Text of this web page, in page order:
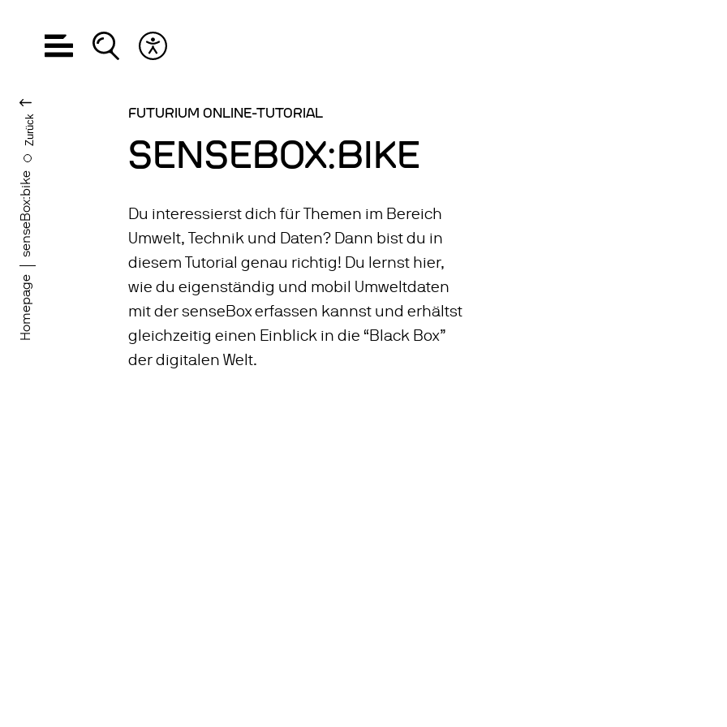
Hauptnavigation öffnen
Suche öffnen
Homepage
senseBox:bike
Zurück FUTURIUM ONLINE-TUTORIAL
SENSEBOX:BIKE
Du interessierst dich für Themen im Bereich
Umwelt, Technik und Daten? Dann bist du in
diesem Tutorial genau richtig! Du lernst hier,
wie du eigenständig und mobil Umweltdaten
mit der senseBox erfassen kannst und erhältst
gleichzeitig einen Einblick in die “Black Box”
der digitalen Welt.